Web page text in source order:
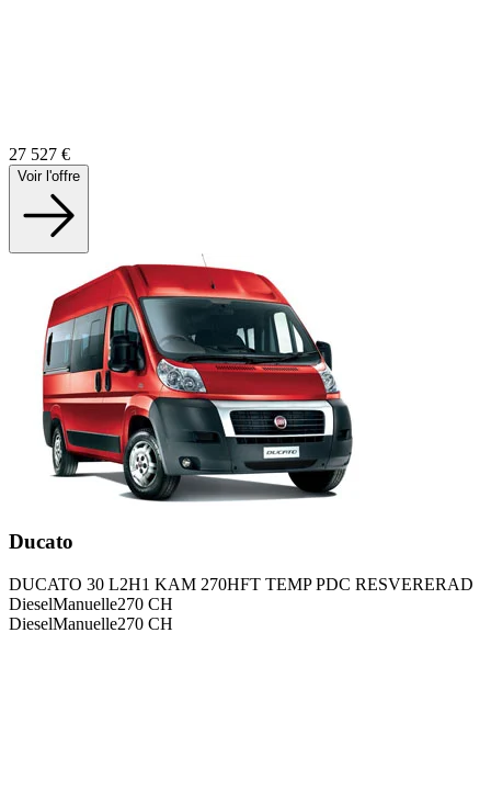
27 527 €
Voir l'offre
Ducato
DUCATO 30 L2H1 KAM 270HFT TEMP PDC RESVERERAD
DieselManuelle270 CH
DieselManuelle270 CH